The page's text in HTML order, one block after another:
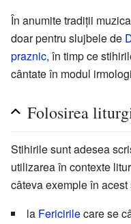
În anumite tradiții
doar pentru slujbele de
praznic, în timp ce
cântate în modul
Folosirea
Stihirile sunt adesea
utilizarea în contexte
câteva exemple în acest
la Fericirilecare se